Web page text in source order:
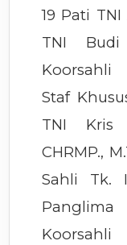
19 Pati
TNI
Koorsahli
Staf
TNI Kris
CHRMP.,
Sahli Tk.
Koorsahli